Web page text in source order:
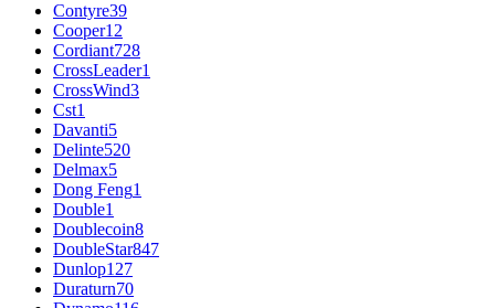
Contyre39
Cooper12
Cordiant728
CrossLeader1
CrossWind3
Cst1
Davanti5
Delinte520
Delmax5
Dong Feng1
Double1
Doublecoin8
DoubleStar847
Dunlop127
Duraturn70